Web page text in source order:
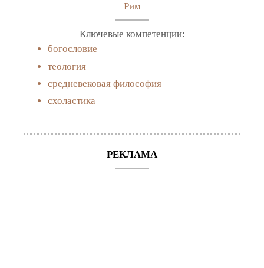
Рим
Ключевые компетенции:
богословие
теология
средневековая философия
схоластика
РЕКЛАМА